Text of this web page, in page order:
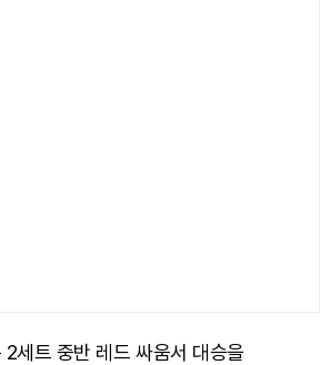
세트 중반 레드 싸움서 대승을